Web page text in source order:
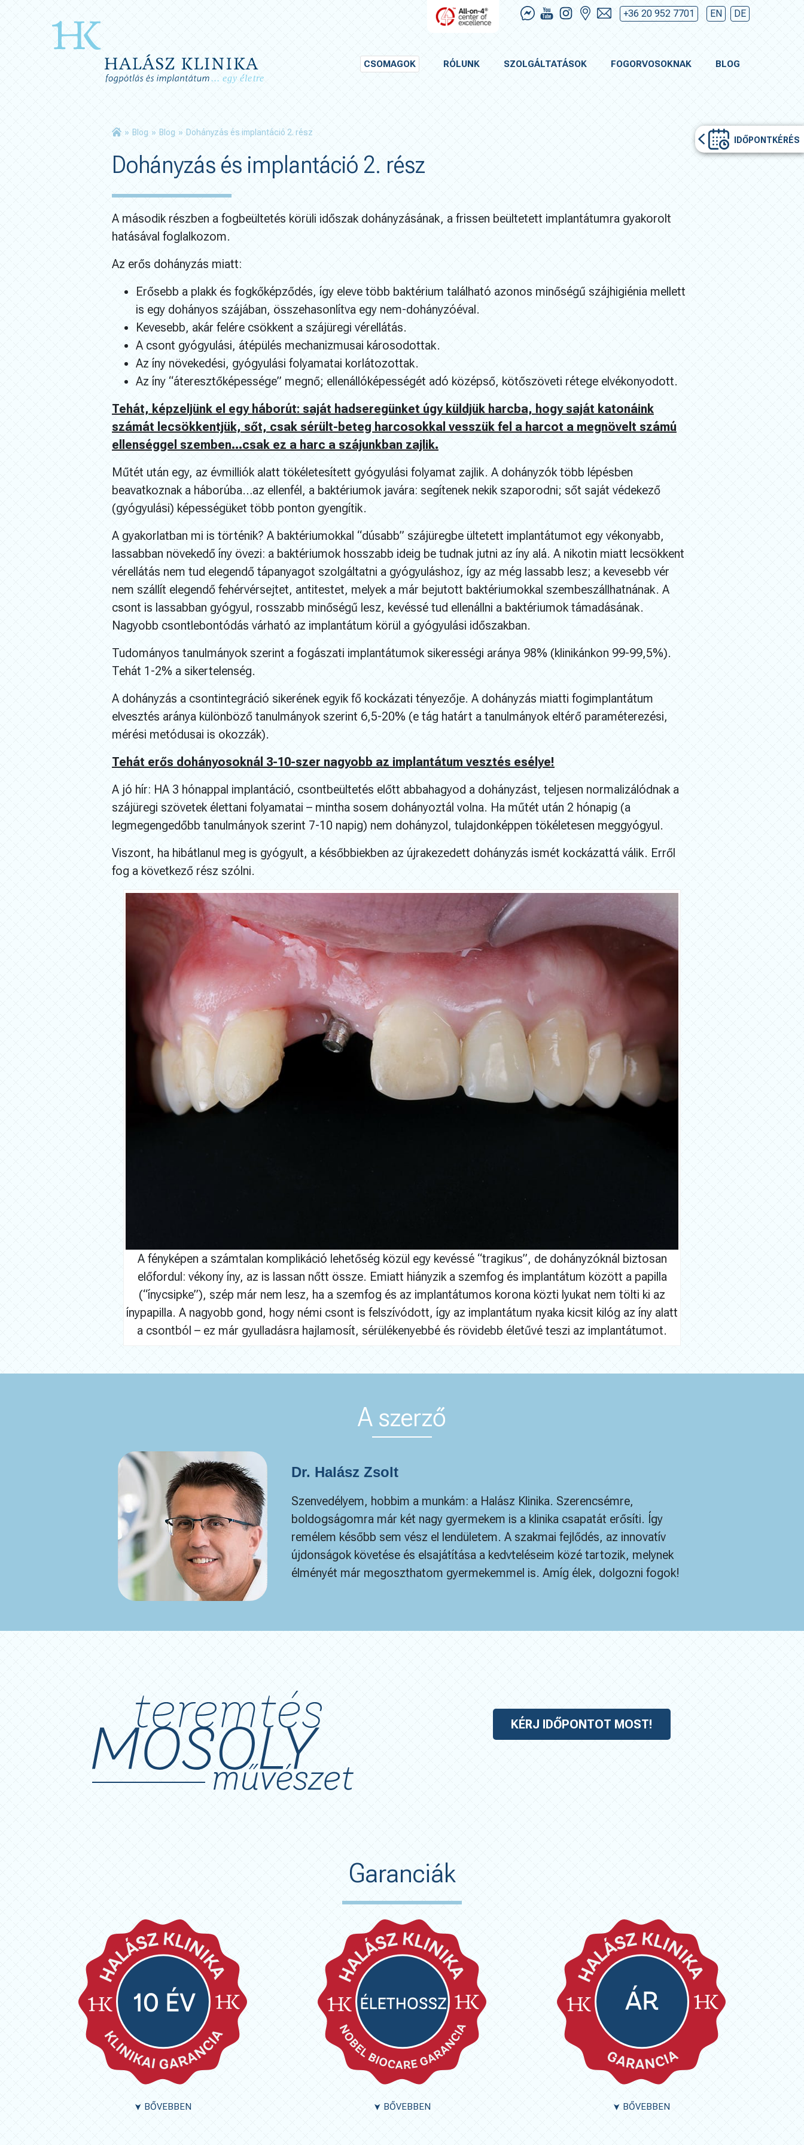
+36 20 952 7701 EN DE
CSOMAGOK RÓLUNK SZOLGÁLTATÁSOK FOGORVOSOKNAK BLOG
IDŐPONTKÉRÉS
» Blog » Blog » Dohányzás és implantáció 2. rész
Dohányzás és implantáció 2. rész
A második részben a fogbeültetés körüli időszak dohányzásának, a frissen beültetett implantátumra gyakorolt
hatásával foglalkozom.
Az erős dohányzás miatt:
Erősebb a plakk és fogkőképződés, így eleve több baktérium található azonos minőségű szájhigiénia mellett
is egy dohányos szájában, összehasonlítva egy nem-dohányzóéval.
Kevesebb, akár felére csökkent a szájüregi vérellátás.
A csont gyógyulási, átépülés mechanizmusai károsodottak.
Az íny növekedési, gyógyulási folyamatai korlátozottak.
Az íny “áteresztőképessége” megnő; ellenállóképességét adó középső, kötőszöveti rétege elvékonyodott.
Tehát, képzeljünk el egy háborút: saját hadseregünket úgy küldjük harcba, hogy saját katonáink
számát lecsökkentjük, sőt, csak sérült-beteg harcosokkal vesszük fel a harcot a megnövelt számú
ellenséggel szemben…csak ez a harc a szájunkban zajlik.
Műtét után egy, az évmilliók alatt tökéletesített gyógyulási folyamat zajlik. A dohányzók több lépésben
beavatkoznak a háborúba…az ellenfél, a baktériumok javára: segítenek nekik szaporodni; sőt saját védekező
(gyógyulási) képességüket több ponton gyengítik.
A gyakorlatban mi is történik? A baktériumokkal “dúsabb” szájüregbe ültetett implantátumot egy vékonyabb,
lassabban növekedő íny övezi: a baktériumok hosszabb ideig be tudnak jutni az íny alá. A nikotin miatt lecsökkent
vérellátás nem tud elegendő tápanyagot szolgáltatni a gyógyuláshoz, így az még lassabb lesz; a kevesebb vér
nem szállít elegendő fehérvérsejtet, antitestet, melyek a már bejutott baktériumokkal szembeszállhatnának. A
csont is lassabban gyógyul, rosszabb minőségű lesz, kevéssé tud ellenállni a baktériumok támadásának.
Nagyobb csontlebontódás várható az implantátum körül a gyógyulási időszakban.
Tudományos tanulmányok szerint a fogászati implantátumok sikerességi aránya 98% (klinikánkon 99-99,5%).
Tehát 1-2% a sikertelenség.
A dohányzás a csontintegráció sikerének egyik fő kockázati tényezője. A dohányzás miatti fogimplantátum
elvesztés aránya különböző tanulmányok szerint 6,5-20% (e tág határt a tanulmányok eltérő paraméterezési,
mérési metódusai is okozzák).
Tehát erős dohányosoknál 3-10-szer nagyobb az implantátum vesztés esélye!
A jó hír: HA 3 hónappal implantáció, csontbeültetés előtt abbahagyod a dohányzást, teljesen normalizálódnak a
szájüregi szövetek élettani folyamatai – mintha sosem dohányoztál volna. Ha műtét után 2 hónapig (a
legmegengedőbb tanulmányok szerint 7-10 napig) nem dohányzol, tulajdonképpen tökéletesen meggyógyul.
Viszont, ha hibátlanul meg is gyógyult, a későbbiekben az újrakezedett dohányzás ismét kockázattá válik. Erről
fog a következő rész szólni.
A fényképen a számtalan komplikáció lehetőség közül egy kevéssé “tragikus”, de dohányzóknál biztosan
előfordul: vékony íny, az is lassan nőtt össze. Emiatt hiányzik a szemfog és implantátum között a papilla
(“ínycsipke”), szép már nem lesz, ha a szemfog és az implantátumos korona közti lyukat nem tölti ki az
ínypapilla. A nagyobb gond, hogy némi csont is felszívódott, így az implantátum nyaka kicsit kilóg az íny alatt
a csontból – ez már gyulladásra hajlamosít, sérülékenyebbé és rövidebb életűvé teszi az implantátumot.
A szerző
Dr. Halász Zsolt
Szenvedélyem, hobbim a munkám: a Halász Klinika. Szerencsémre,
boldogságomra már két nagy gyermekem is a klinika csapatát erősíti. Így
remélem később sem vész el lendületem. A szakmai fejlődés, az innovatív
újdonságok követése és elsajátítása a kedvteléseim közé tartozik, melynek
élményét már megoszthatom gyermekemmel is. Amíg élek, dolgozni fogok!
KÉRJ IDŐPONTOT MOST!
Garanciák
➤ BŐVEBBEN ➤ BŐVEBBEN ➤ BŐVEBBEN